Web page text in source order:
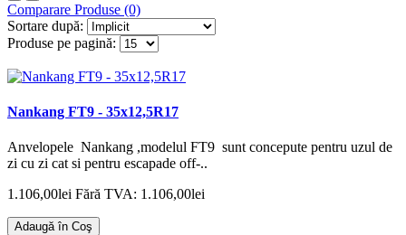
Comparare Produse (0)
Sortare după:
Produse pe pagină:
Nankang FT9 - 35x12,5R17
Anvelopele Nankang ,modelul FT9 sunt concepute pentru uzul de
zi cu zi cat si pentru escapade off-..
1.106,00lei Fără TVA: 1.106,00lei
Adaugă în Coş